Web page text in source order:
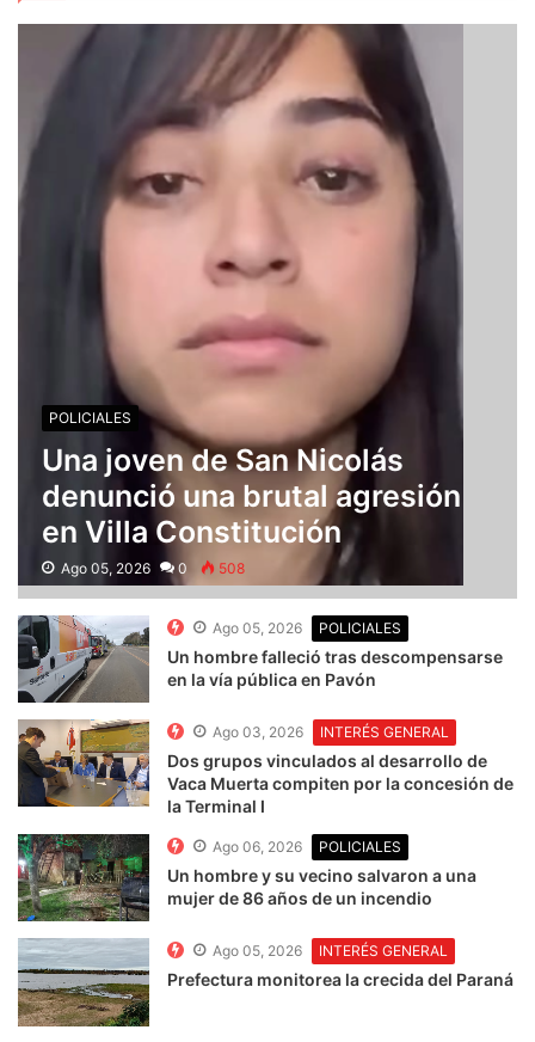
POLICIALES
Una joven de San Nicolás
denunció una brutal agresión
en Villa Constitución
Ago 05, 2026 0 508
Ago 05, 2026 POLICIALES
Un hombre falleció tras descompensarse
en la vía pública en Pavón
Ago 03, 2026 INTERÉS GENERAL
Dos grupos vinculados al desarrollo de
Vaca Muerta compiten por la concesión de
la Terminal I
Ago 06, 2026 POLICIALES
Un hombre y su vecino salvaron a una
mujer de 86 años de un incendio
Ago 05, 2026 INTERÉS GENERAL
Prefectura monitorea la crecida del Paraná